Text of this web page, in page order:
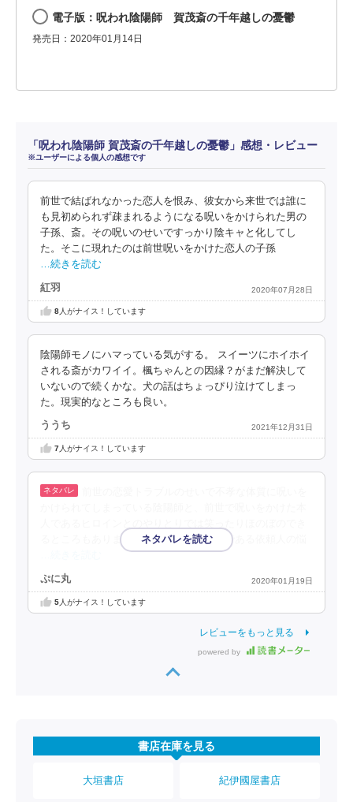
電子版：呪われ陰陽師 賀茂斎の千年越しの憂鬱
発売日：2020年01月14日
「呪われ陰陽師 賀茂斎の千年越しの憂鬱」感想・レビュー
※ユーザーによる個人の感想です
前世で結ばれなかった恋人を恨み、彼女から来世では誰に
も見初められず疎まれるようになる呪いをかけられた男の
子孫、斎。その呪いのせいですっかり陰キャと化してし
た。そこに現れたのは前世呪いをかけた恋人の子孫
…続きを読む
紅羽 2020年07月28日
8人がナイス！しています
陰陽師モノにハマっている気がする。 スイーツにホイホイ
される斎がカワイイ。楓ちゃんとの因縁？がまだ解決して
いないので続くかな。犬の話はちょっぴり泣けてしまっ
た。現実的なところも良い。
ううち 2021年12月31日
7人がナイス！しています
るところもありました。しかし、メインである依頼人の悩
ぷに丸 2020年01月19日
5人がナイス！しています
レビューをもっと見る
powered by
書店在庫を見る
大垣書店 紀伊國屋書店